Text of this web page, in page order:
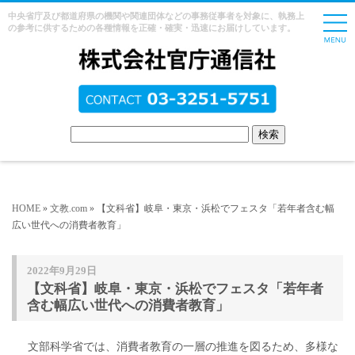
中央省庁及び都道府県の機関や関連団体などの事務従事者を対象に、執務上
の参考に供するための各種情報を正確・確実・迅速にお届けしています。
HOME » 文教.com » 【文科省】岐阜・東京・浜松でフェスタ「若年者含む幅
広い世代への消費者教育」
2022年9月29日
【文科省】岐阜・東京・浜松でフェスタ「若年者
含む幅広い世代への消費者教育」
文部科学省では、消費者教育の一層の推進を図るため、多様な